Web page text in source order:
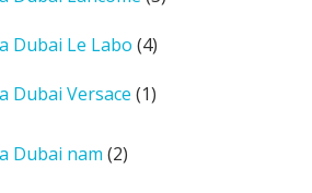
Dubai Le Labo 44
phẩm
Dubai Versace 11
Dubai nam 22